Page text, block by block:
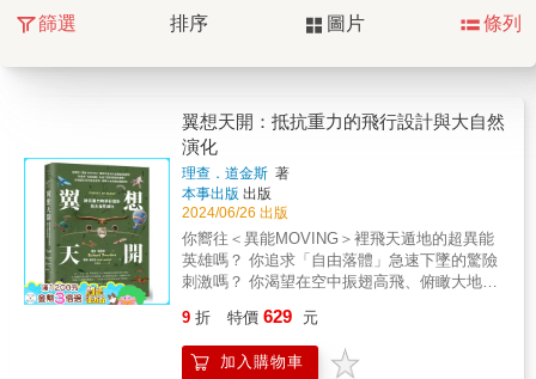
篩選 排序 圖片 條列
翼想天開：抵抗重力的飛行設計與大自然
演化
理查．道金斯 著
本事出版 出版
2024/06/26 出版
你嚮往＜異能MOVING＞裡飛天遁地的超異能
英雄嗎？ 你追求「自由落體」急速下墜的驚險
刺激嗎？ 你渴望在空中振翅高飛、俯瞰大地的
物數百萬年來所發現及運用各種對抗重力（地
心引力）的方式。 這當中也包含了許多誇張的
想像，例如： 在《一千零一夜》（The Arabian
9 折 特價 629 元
加入購物車